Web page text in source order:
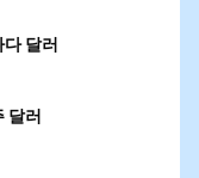
달러
달러